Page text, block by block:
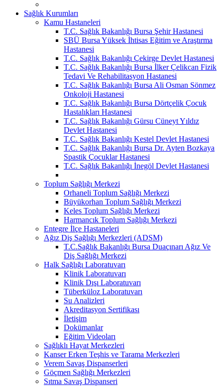
Sağlık Kurumları
Kamu Hastaneleri
T.C. Sağlık Bakanlığı Bursa Şehir Hastanesi
SBÜ Bursa Yüksek İhtisas Eğitim ve Araştırma
Hastanesi
T.C. Sağlık Bakanlığı Çekirge Devlet Hastanesi
T.C. Sağlık Bakanlığı Bursa İlker Çelikcan Fizik
Tedavi Ve Rehabilitasyon Hastanesi
T.C. Sağlık Bakanlığı Bursa Ali Osman Sönmez
Onkoloji Hastanesi
T.C. Sağlık Bakanlığı Bursa Dörtçelik Çocuk
Hastalıkları Hastanesi
T.C. Sağlık Bakanlığı Gürsu Cüneyt Yıldız
Devlet Hastanesi
T.C. Sağlık Bakanlığı Kestel Devlet Hastanesi
T.C. Sağlık Bakanlığı Bursa Dr. Ayten Bozkaya
Spastik Çocuklar Hastanesi
T.C. Sağlık Bakanlığı İnegöl Devlet Hastanesi
Toplum Sağlığı Merkezi
Orhaneli Toplum Sağlığı Merkezi
Büyükorhan Toplum Sağlığı Merkezi
Keles Toplum Sağlığı Merkezi
Harmancık Toplum Sağlığı Merkezi
Entegre İlçe Hastaneleri
Ağız Diş Sağlığı Merkezleri (ADSM)
T.C.Sağlık Bakanlığı Bursa Duaçınarı Ağız Ve
Diş Sağlığı Merkezi
Halk Sağlığı Laboratuvarı
Klinik Laboratuvarı
Klinik Dışı Laboratuvarı
Tüberküloz Laboratuvarı
Su Analizleri
Akreditasyon Sertifikası
İletişim
Dokümanlar
Eğitim Videoları
Sağlıklı Hayat Merkezleri
Kanser Erken Teşhis ve Tarama Merkezleri
Verem Savaş Dispanserleri
Göçmen Sağlığı Merkezleri
Sıtma Savaş Dispanseri